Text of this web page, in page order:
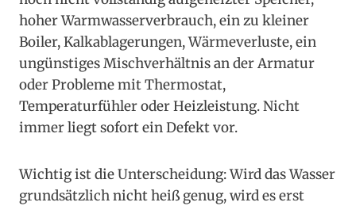
hoher Warmwasserverbrauch, ein zu kleiner
Boiler, Kalkablagerungen, Wärmeverluste, ein
ungünstiges Mischverhältnis an der Armatur
oder Probleme mit Thermostat,
Temperaturfühler oder Heizleistung. Nicht
immer liegt sofort ein Defekt vor.
Wichtig ist die Unterscheidung: Wird das Wasser
grundsätzlich nicht heiß genug, wird es erst